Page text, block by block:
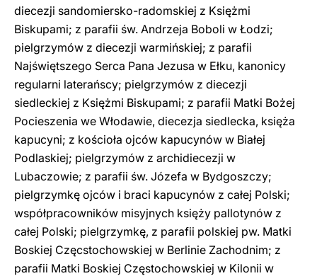
diecezji sandomiersko-radomskiej z Księżmi
Biskupami; z parafii św. Andrzeja Boboli w Łodzi;
pielgrzymów z diecezji warmińskiej; z parafii
Najświętszego Serca Pana Jezusa w Ełku, kanonicy
regularni laterańscy; pielgrzymów z diecezji
siedleckiej z Księżmi Biskupami; z parafii Matki Bożej
Pocieszenia we Włodawie, diecezja siedlecka, księża
kapucyni; z kościoła ojców kapucynów w Białej
Podlaskiej; pielgrzymów z archidiecezji w
Lubaczowie; z parafii św. Józefa w Bydgoszczy;
pielgrzymkę ojców i braci kapucynów z całej Polski;
współpracowników misyjnych księży pallotynów z
całej Polski; pielgrzymkę, z parafii polskiej pw. Matki
Boskiej Częcstochowskiej w Berlinie Zachodnim; z
parafii Matki Boskiej Częstochowskiej w Kilonii w